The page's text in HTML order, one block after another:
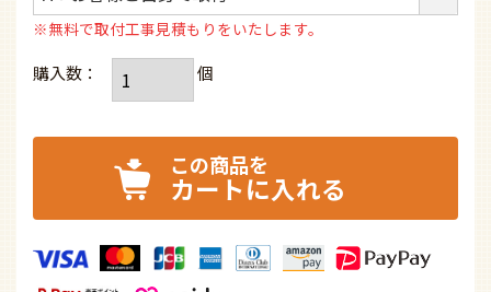
※無料で取付工事見積もりをいたします。
カートに入れる